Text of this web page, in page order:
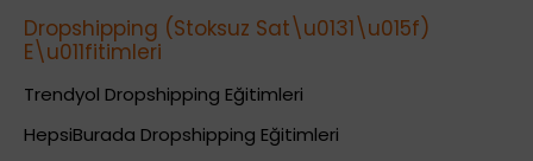
Dropshipping (Stoksuz Sat\u0131\u015f)
E\u011fitimleri
Trendyol Dropshipping Eğitimleri
HepsiBurada Dropshipping Eğitimleri